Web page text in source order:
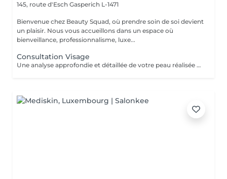
145, route d'Esch Gasperich L-1471
Bienvenue chez Beauty Squad, où prendre soin de soi devient
un plaisir. Nous vous accueillons dans un espace où
bienveillance, professionnalisme, luxe...
Consultation Visage
Une analyse approfondie et détaillée de votre peau réalisée grâce à la technologie Eve M afin de vous assurer un traitement sur mesure.